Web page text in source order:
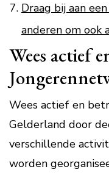
Draag bij aan
anderen om ook
Wees actief
Wees actief en
Gelderland door
verschillende
worden